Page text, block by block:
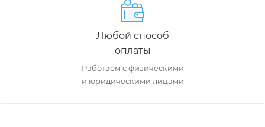
Любой способ
оплаты
Работаем с физическими
и юридическими лицами